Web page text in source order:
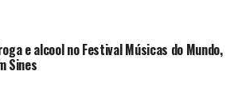
e alcool no Festival Músicas do Mundo,
Sines